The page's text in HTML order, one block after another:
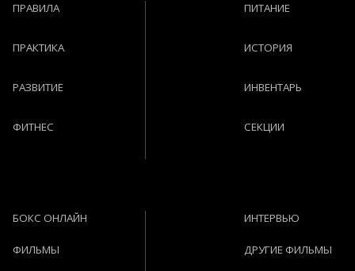
ПРАВИЛА
ПРАКТИКА
РАЗВИТИЕ
ФИТНЕС
ПИТАНИЕ
ИСТОРИЯ
ИНВЕНТАРЬ
СЕКЦИИ
БОКС ОНЛАЙН
ФИЛЬМЫ
ИНТЕРВЬЮ
ДРУГИЕ ФИЛЬМЫ